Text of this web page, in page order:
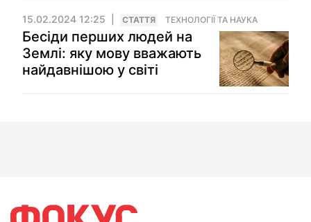
15.02.2024 12:25 СТАТТЯ ТЕХНОЛОГІЇ ТА НАУКА
Бесіди перших людей на
Землі: яку мову вважають
найдавнішою у світі